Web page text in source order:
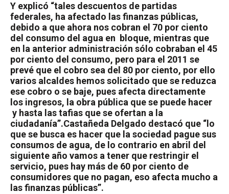
Y explicó “tales descuentos de partidas
federales, ha afectado las finanzas públicas,
debido a que ahora nos cobran el 70 por ciento
del consumo del agua en bloque, mientras que
en la anterior administración sólo cobraban el 45
por ciento del consumo, pero para el 2011 se
prevé que el cobro sea del 80 por ciento, por ello
varios alcaldes hemos solicitado que se reduzca
ese cobro o se baje, pues afecta directamente
los ingresos, la obra pública que se puede hacer
y hasta las tafias que se ofertan a la
ciudadanía”.Castañeda Delgado destacó que “lo
que se busca es hacer que la sociedad pague sus
consumos de agua, de lo contrario en abril del
siguiente año vamos a tener que restringir el
servicio, pues hay más de 60 por ciento de
consumidores que no pagan, eso afecta mucho a
las finanzas públicas”.